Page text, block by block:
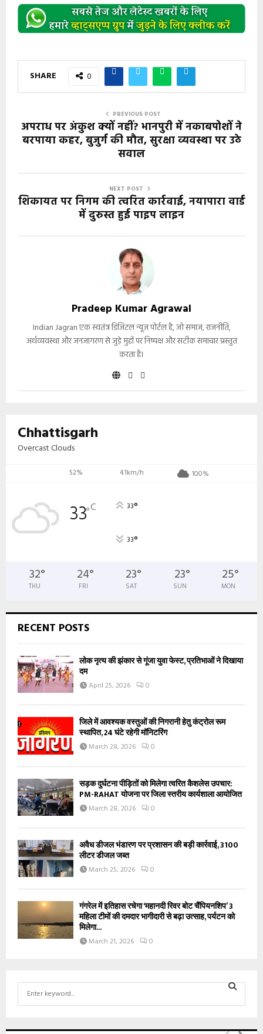
SHARE 0
PREVIOUS POST
अपराध पर अंकुश क्यों नहीं? भानपुरी में नकाबपोशों ने
बरपाया कहर, बुजुर्ग की मौत, सुरक्षा व्यवस्था पर उठे
सवाल
NEXT POST
शिकायत पर निगम की त्वरित कार्रवाई, नयापारा वार्ड
में दुरुस्त हुई पाइप लाइन
Pradeep Kumar Agrawal
Indian Jagran एक स्वतंत्र डिजिटल न्यूज़ पोर्टल है, जो समाज, राजनीति,
अर्थव्यवस्था और जनजागरण से जुड़े मुद्दों पर निष्पक्ष और सटीक समाचार प्रस्तुत
करता है।
Chhattisgarh
Overcast Clouds
52% 4.1km/h 100%
33°C 33°
33°
32°
THU
24°
FRI
23°
SAT
23°
SUN
25°
MON
RECENT POSTS
लोक नृत्य की झंकार से गूंजा युवा फेस्ट, प्रतिभाओं ने दिखाया
दम
April 25, 2026 0
जिले में आवश्यक वस्तुओं की निगरानी हेतु कंट्रोल रूम
स्थापित, 24 घंटे रहेगी मॉनिटरिंग
March 28, 2026 0
सड़क दुर्घटना पीड़ितों को मिलेगा त्वरित कैशलेस उपचार:
PM-RAHAT योजना पर जिला स्तरीय कार्यशाला आयोजित
March 28, 2026 0
अवैध डीजल भंडारण पर प्रशासन की बड़ी कार्रवाई, 3100
लीटर डीजल जब्त
March 25, 2026 0
गंगरेल में इतिहास रचेगा ‘महानदी रिवर बोट चैंपियनशिप’ 3
महिला टीमों की दमदार भागीदारी से बढ़ा उत्साह, पर्यटन को
मिलेगा...
March 21, 2026 0
S